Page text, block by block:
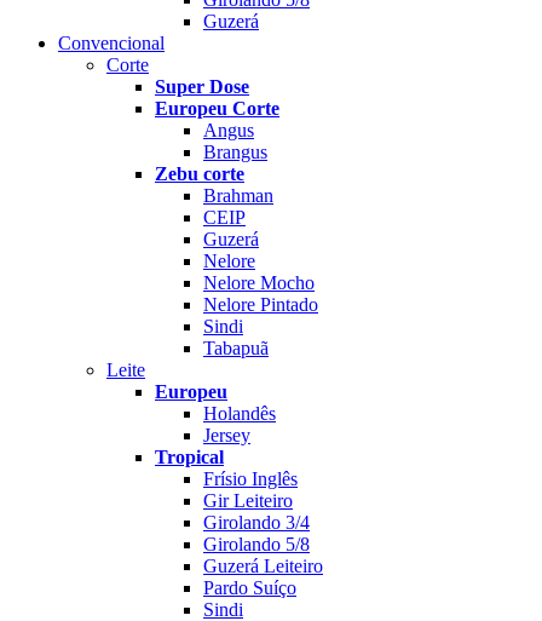
Guzerá
Convencional
Corte
Super Dose
Europeu Corte
Angus
Brangus
Zebu corte
Brahman
CEIP
Guzerá
Nelore
Nelore Mocho
Nelore Pintado
Sindi
Tabapuã
Leite
Europeu
Holandês
Jersey
Tropical
Frísio Inglês
Gir Leiteiro
Girolando 3/4
Girolando 5/8
Guzerá Leiteiro
Pardo Suíço
Sindi